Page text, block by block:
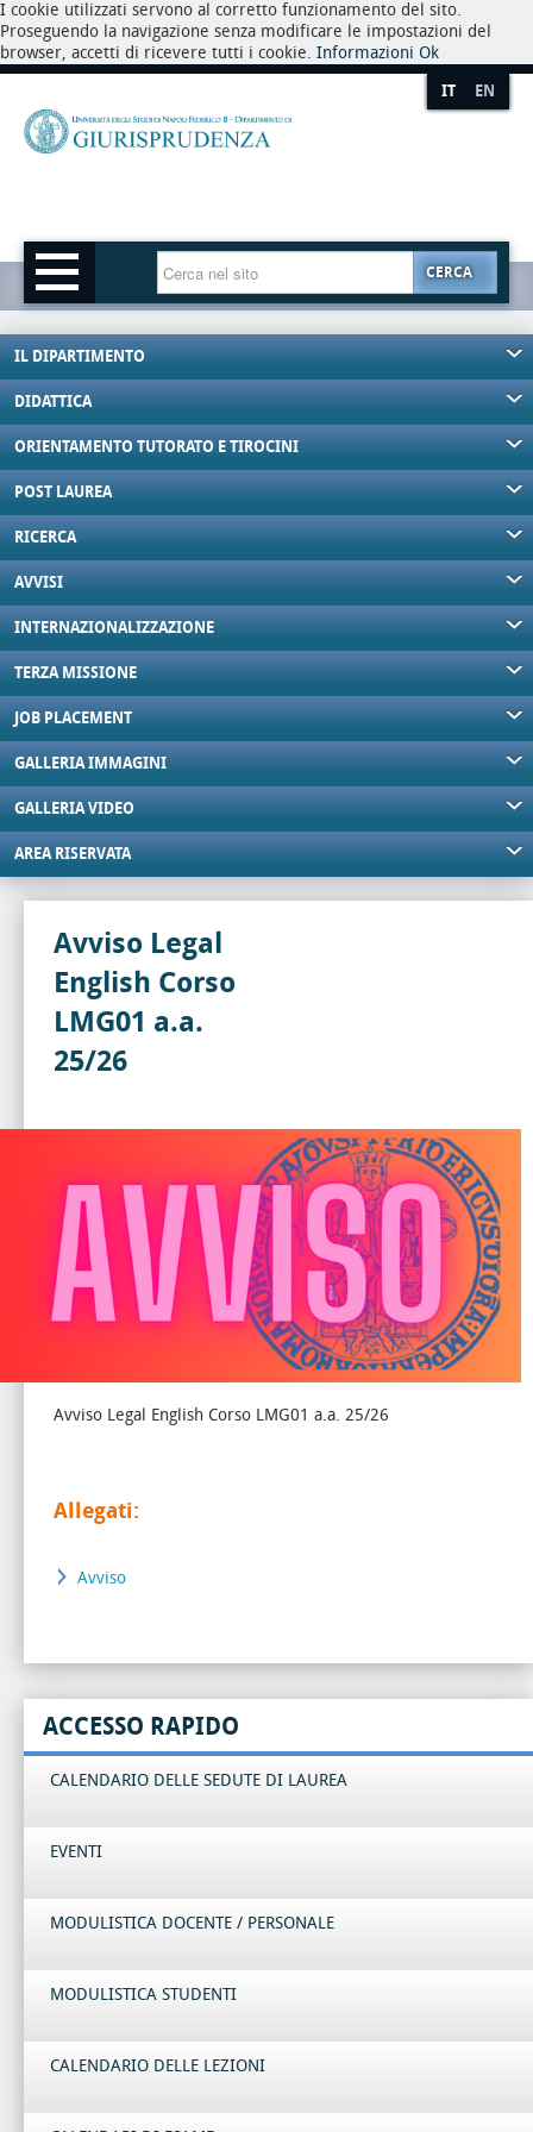
I cookie utilizzati servono al corretto funzionamento del sito.
Proseguendo la navigazione senza modificare le impostazioni del
browser, accetti di ricevere tutti i cookie. Informazioni Ok
IT EN
CERCA
IL DIPARTIMENTO
DIDATTICA
ORIENTAMENTO TUTORATO E TIROCINI
POST LAUREA
RICERCA
AVVISI
INTERNAZIONALIZZAZIONE
TERZA MISSIONE
JOB PLACEMENT
GALLERIA IMMAGINI
GALLERIA VIDEO
AREA RISERVATA
Avviso Legal
English Corso
LMG01 a.a.
25/26
Avviso Legal English Corso LMG01 a.a. 25/26
Allegati:
Avviso
ACCESSO RAPIDO
CALENDARIO DELLE SEDUTE DI LAUREA
EVENTI
MODULISTICA DOCENTE / PERSONALE
MODULISTICA STUDENTI
CALENDARIO DELLE LEZIONI